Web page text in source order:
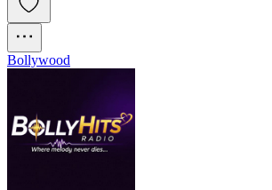
Bollywood